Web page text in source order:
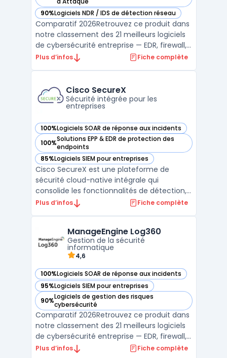
90%Logiciels NDR / IDS de détection réseau
— voir Palo Alto Networks Cortex XSIAM dans cette
Comparatif 2026Retrouvez ce produit dans
notre classement des 21 meilleurs logiciels
de cybersécurité entreprise — EDR, firewall,
SIEM, XDR. ...
Plus d’infos Fiche complète
Cisco SecureX
Sécurité intégrée pour les
entreprises
100%Logiciels SOAR de réponse aux incidents
— voir Cisco SecureX dans cette catégorie
100%Solutions EPP & EDR de protection des
endpoints
— voir Cisco SecureX dans cette catégorie
85%Logiciels SIEM pour entreprises
— voir Cisco SecureX dans cette catégorie
Cisco SecureX est une plateforme de
sécurité cloud-native intégrale qui
consolide les fonctionnalités de détection,
d'enquête et de réponse en un seul et
travers les différents points de contrôle,
tout en aidant les équipes de ...
Plus d’infos Fiche complète
ManageEngine Log360
Gestion de la sécurité
informatique
4,6
100%Logiciels SOAR de réponse aux incidents
— voir ManageEngine Log360 dans cette catégorie
95%Logiciels SIEM pour entreprises
— voir ManageEngine Log360 dans cette catégorie
90%Logiciels de gestion des risques
cybersécurité
— voir ManageEngine Log360 dans cette catégorie
Comparatif 2026Retrouvez ce produit dans
notre classement des 21 meilleurs logiciels
de cybersécurité entreprise — EDR, firewall,
SIEM, XDR. ...
Plus d’infos Fiche complète